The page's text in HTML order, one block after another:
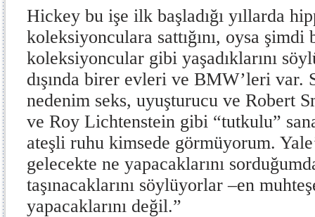
Hickey bu işe ilk başladığı yıllarda
koleksiyonculara sattığını, oysa şimdi
koleksiyoncular gibi yaşadıklarını
dışında birer evleri ve BMW’leri var.
nedenim seks, uyuşturucu ve Robert
ve Roy Lichtenstein gibi “tutkulu”
ateşli ruhu kimsede görmüyorum.
gelecekte ne yapacaklarını
taşınacaklarını söylüyorlar –en
yapacaklarını değil.”